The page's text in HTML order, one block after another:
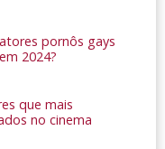
pornôs gays
2024?
que mais
no cinema